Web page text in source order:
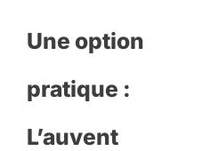
Une option
pratique :
L’auvent